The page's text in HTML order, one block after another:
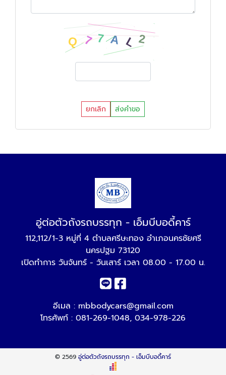
ยกเลิก ส่งคำขอ
อู่ต่อตัวถังรถบรรทุก - เอ็มบีบอดี้คาร์
112,112/1-3 หมู่ที่ 4 ตำบลศรีษะทอง อำเภอนครชัยศรี
นครปฐม 73120
เปิดทำการ วันจันทร์ - วันเสาร์ เวลา 08.00 - 17.00 น.
อีเมล : mbbodycars@gmail.com
โทรศัพท์ : 081-269-1048, 034-978-226
© 2569 อู่ต่อตัวถังรถบรรทุก - เอ็มบีบอดี้คาร์